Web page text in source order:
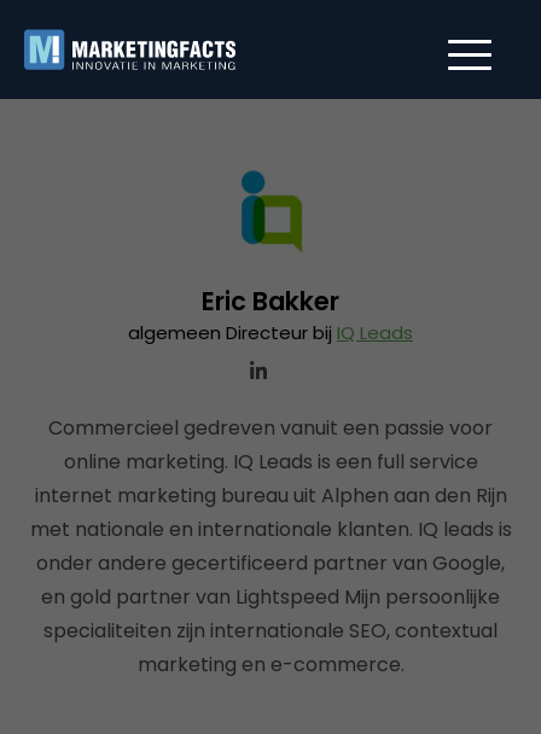
Eric Bakker
algemeen Directeur bij IQ Leads
Commercieel gedreven vanuit een passie voor
online marketing. IQ Leads is een full service
internet marketing bureau uit Alphen aan den Rijn
met nationale en internationale klanten. IQ leads is
onder andere gecertificeerd partner van Google,
en gold partner van Lightspeed Mijn persoonlijke
specialiteiten zijn internationale SEO, contextual
marketing en e-commerce.